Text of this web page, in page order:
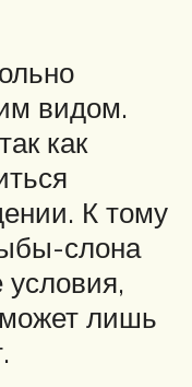
видом.
как
К тому
слона
лишь